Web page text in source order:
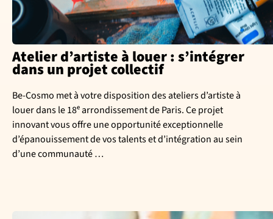
Atelier d’artiste à louer : s’intégrer
dans un projet collectif
Be-Cosmo met à votre disposition des ateliers d’artiste à
louer dans le 18ᵉ arrondissement de Paris. Ce projet
innovant vous offre une opportunité exceptionnelle
d’épanouissement de vos talents et d’intégration au sein
d’une communauté …